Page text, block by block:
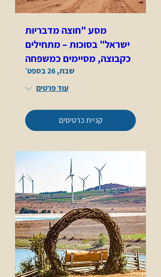
מסע "חוצה מדבריות
ישראל" בסוכות – מתחילים
כקבוצה, מסיימים כמשפחה
שבת, 26 בספט׳
עוד פרטים
קניית כרטיסים